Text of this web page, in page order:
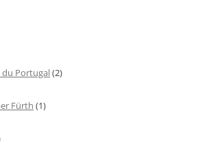
du Portugal(2)
Fürth (1)